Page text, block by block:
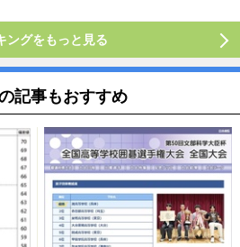
ングをもっと見る
記事もおすすめ